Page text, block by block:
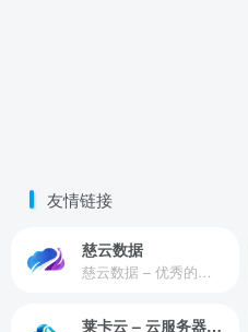
友情链接
慈云数据
慈云数据 – 优秀的云服务器服务商，提供最具有性价比的产品。慈云数据是开发者必不可少的良心云
莱卡云 – 云服务器提供商